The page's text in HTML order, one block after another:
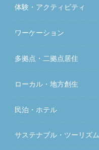
体験・アクティビティ
ワーケーション
多拠点・二拠点居住
ローカル・地方創生
民泊・ホテル
サステナブル・ツーリズム